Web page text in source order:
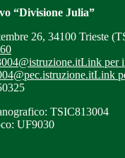
“Divisione Julia”
26, 34100 Trieste
Link per
Link
TSIC813004
UF9030